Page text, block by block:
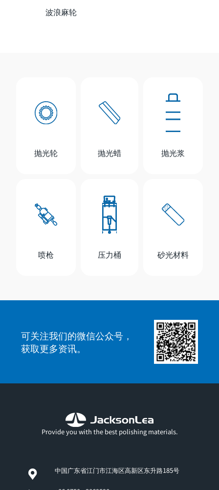
波浪麻轮
抛光轮 抛光蜡 抛光浆
喷枪 压力桶 砂光材料
可关注我们的微信公众号，
获取更多资讯。
Provide you with the best polishing materials.
中国广东省江门市江海区高新区东升路185号